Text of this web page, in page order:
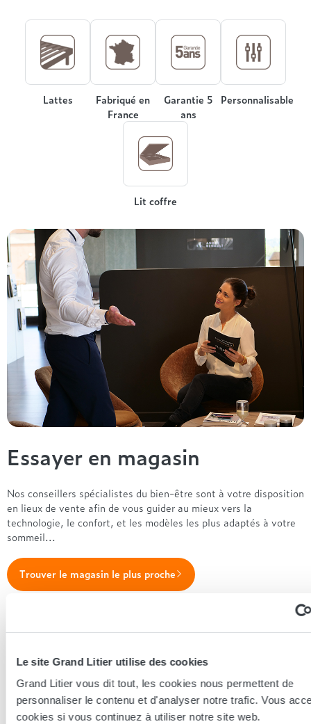
Le site Grand Litier utilise des cookies
Grand Litier vous dit tout, les cookies nous permettent de
personnaliser le contenu et d'analyser notre trafic. Vous
cookies si vous continuez à utiliser notre site web.
Lattes
Fabriqué en
France
Garantie 5
ans
Personnalisable
Lit coffre
Essayer en magasin
Nos conseillers spécialistes du bien-être sont à votre disposition
en lieux de vente afin de vous guider au mieux vers la
technologie, le confort, et les modèles les plus adaptés à votre
sommeil...
Trouver le magasin le plus proche
En complément de ce produit